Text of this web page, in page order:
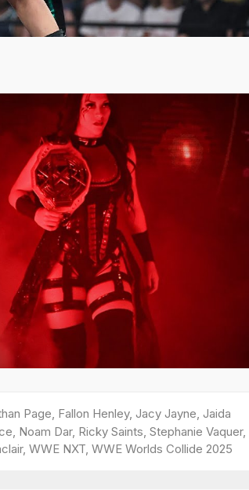
Page, Fallon Henley, Jacy Jayne, Jaida
, Noam Dar, Ricky Saints, Stephanie Vaquer,
, WWE NXT, WWE Worlds Collide 2025